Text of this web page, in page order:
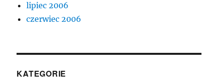
lipiec 2006
czerwiec 2006
KATEGORIE